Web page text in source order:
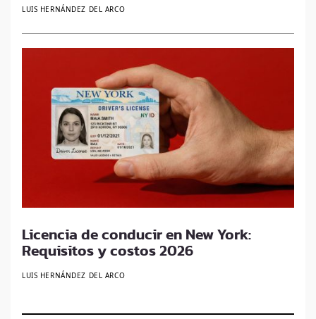
LUIS HERNÁNDEZ DEL ARCO
Licencia de conducir en New York:
Requisitos y costos 2026
LUIS HERNÁNDEZ DEL ARCO